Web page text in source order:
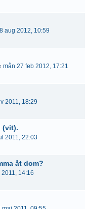
aug 2012, 10:59
mån 27 feb 2012, 17:21
2011, 18:29
(vit).
2011, 22:03
åt dom?
14:16